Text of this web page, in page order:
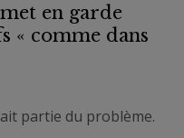
en garde
« comme dans
partie du problème.